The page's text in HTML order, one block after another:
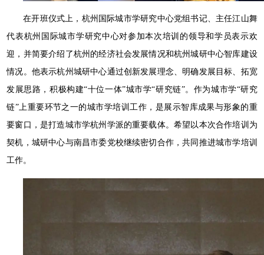
在开班仪式上，杭州国际城市学研究中心党组书记、主任江山舞
代表杭州国际城市学研究中心对参加本次培训的领导和学员表示欢
迎，并简要介绍了杭州的经济社会发展情况和杭州城研中心智库建设
情况。他表示杭州城研中心通过创新发展理念、明确发展目标、拓宽
发展思路，积极构建“十位一体”城市学“研究链”。作为城市学“研究
链”上重要环节之一的城市学培训工作，是展示智库成果与形象的重
要窗口，是打造城市学杭州学派的重要载体。希望以本次合作培训为
契机，城研中心与南昌市委党校继续密切合作，共同推进城市学培训
工作。